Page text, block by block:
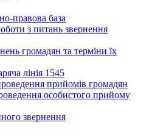
правова база
з питань звернення
громадян та терміни їх
лінія 1545
прийомів громадян
особистого прийому
звернення